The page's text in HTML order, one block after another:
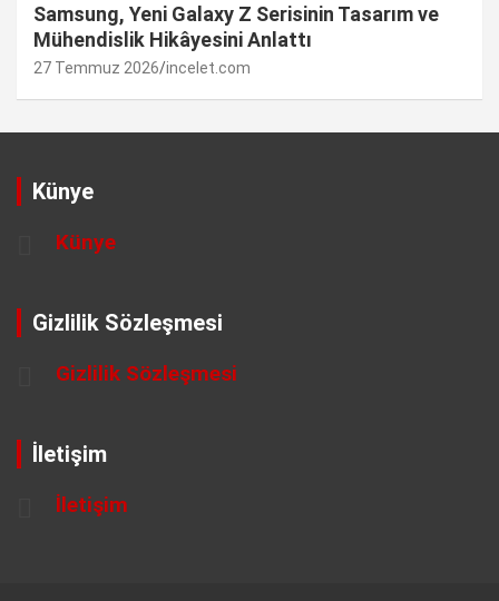
Samsung, Yeni Galaxy Z Serisinin Tasarım ve
Mühendislik Hikâyesini Anlattı
27 Temmuz 2026 incelet.com
Künye
Künye
Gizlilik Sözleşmesi
Gizlilik Sözleşmesi
İletişim
İletişim